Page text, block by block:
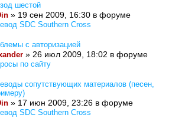
шестой
» 19 сен 2009, 16:30 в форуме
SDC Southern Cross
с авторизацией
» 26 июл 2009, 18:02 в форуме
по сайту
сопутствующих материалов (песен,
» 17 июн 2009, 23:26 в форуме
SDC Southern Cross